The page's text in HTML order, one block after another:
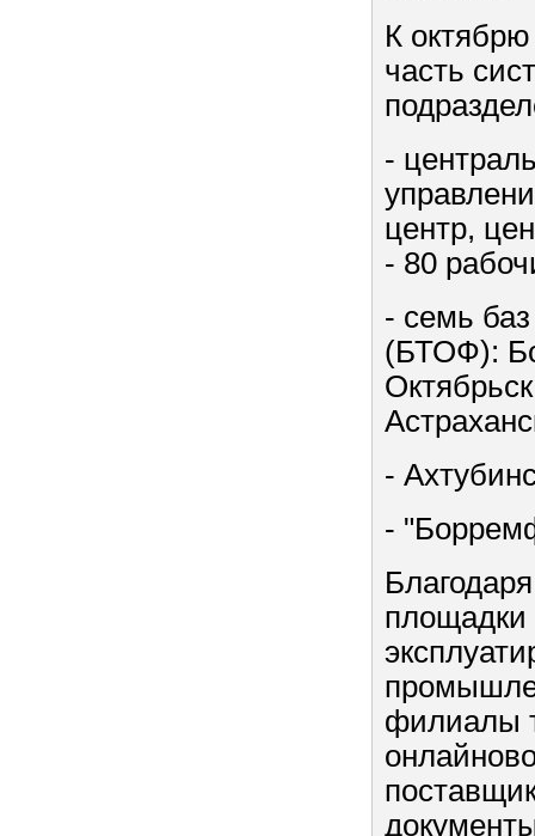
К
часть
-
центр,
- 80
- семь
(БТОФ):
-
-
площадки
филиалы